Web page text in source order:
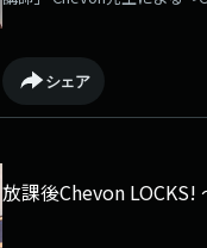
オレカバトル2』ゲーム挿入
LOCKS!のメールフォーム】ま
シェア
放課後Chevon